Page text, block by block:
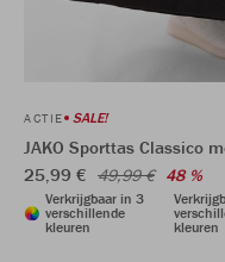
ACTIE SALE!
JAKO Sporttas Classico
25,99 € 49,99 € 48 %
Verkrijgbaar in 3
verschillende
kleuren
kleuren